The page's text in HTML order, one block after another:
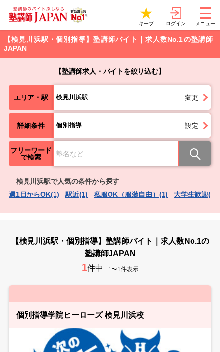
キープ ログイン メニュー
【検見川浜駅・個別指導】塾講師バイト｜求人数No.1の塾講師
JAPAN
【塾講師求人・バイトを絞り込む】
エリア・駅 検見川浜駅 変更
詳細条件 個別指導 設定
フリーワード
で検索
検見川浜駅で人気の条件から探す
週1日からOK(1)
駅近(1) 私服OK（服装自由）(1) 大学生歓迎(1)
【検見川浜駅・個別指導】塾講師バイト｜求人数No.1の
塾講師JAPAN
1件中 1〜1件表示
個別指導学院ヒーローズ 検見川浜校